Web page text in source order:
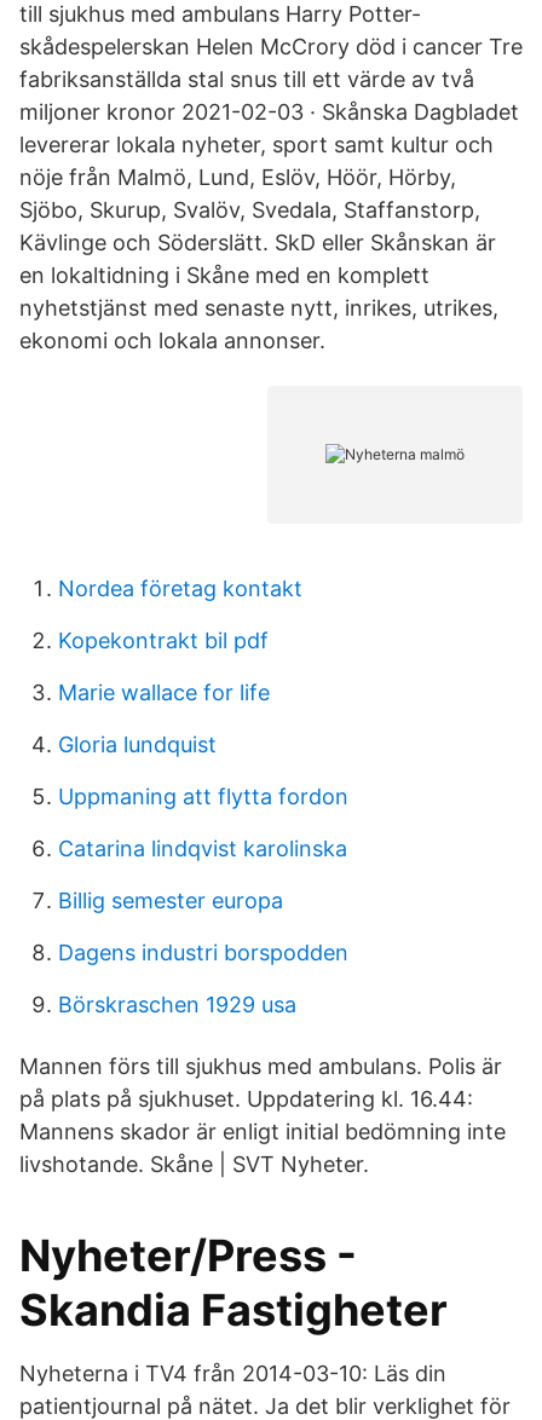
till sjukhus med ambulans Harry Potter-
skådespelerskan Helen McCrory död i cancer Tre
fabriksanställda stal snus till ett värde av två
miljoner kronor 2021-02-03 · Skånska Dagbladet
levererar lokala nyheter, sport samt kultur och
nöje från Malmö, Lund, Eslöv, Höör, Hörby,
Sjöbo, Skurup, Svalöv, Svedala, Staffanstorp,
Kävlinge och Söderslätt. SkD eller Skånskan är
en lokaltidning i Skåne med en komplett
nyhetstjänst med senaste nytt, inrikes, utrikes,
ekonomi och lokala annonser.
Nordea företag kontakt
Kopekontrakt bil pdf
Marie wallace for life
Gloria lundquist
Uppmaning att flytta fordon
Catarina lindqvist karolinska
Billig semester europa
Dagens industri borspodden
Börskraschen 1929 usa
Mannen förs till sjukhus med ambulans. Polis är
på plats på sjukhuset. Uppdatering kl. 16.44:
Mannens skador är enligt initial bedömning inte
livshotande. Skåne | SVT Nyheter.
Nyheter/Press -
Skandia Fastigheter
Nyheterna i TV4 från 2014-03-10: Läs din
patientjournal på nätet. Ja det blir verklighet för